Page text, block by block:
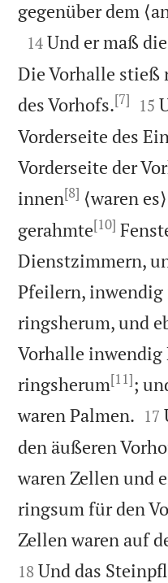
gegenüber dem

14 Und er maß
Die Vorhalle stieß
des Vorhofs.[7] 

15
Vorderseite des
Vorderseite der
innen[8] ⟨waren
gerahmte[10]
Dienstzimmern,
Pfeilern, inwendig
ringsherum, und
Vorhalle inwendig
ringsherum[11];
waren Palmen. 

17
den äußeren
waren Zellen und
ringsum für den
Zellen waren auf
18 Und das